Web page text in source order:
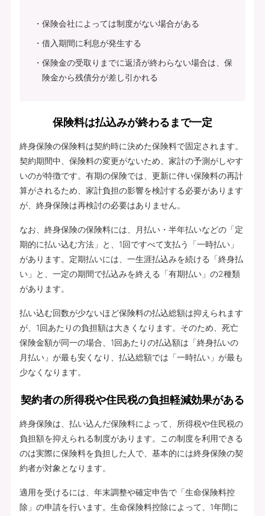
保険会社によっては制度がない場合がある
借入期間に利息が発生する
保険金の受取りまでに返済が終わらない場合は、保
険金から残債分が差し引かれる
保険料は払込みが終わるまで一定
終身保険の保険料は契約時に決めた保険料で固定されます。
契約期間中、保険料の変更がないため、家計の予測がしやす
いのが特徴です。有期の保険では、更新に伴い保険料の再計
算がされるため、家計負担の影響を検討する必要があります
が、終身保険は再検討の必要はありません。
なお、終身保険の保険料には、月払い・半年払いなどの「定
期的に払い込む方法」と、1回ですべて支払う「一時払い」
があります。定期払いには、一生涯払込みを続ける「終身払
い」と、一定の期間で払込みを終える「有期払い」の2種類
があります。
払い込む回数が少ないほど保険料の払込総額は抑えられます
が、1回あたりの負担額は大きくなります。そのため、死亡
保険金額が同一の場合、1回あたりの払込額は「終身払いの
月払い」が最も安くなり、払込総額では「一時払い」が最も
少なくなります。
契約者の所得税や住民税の負担軽減効果がある
終身保険は、払い込んだ保険料によって、所得税や住民税の
負担額を抑えられる制度があります。この制度を利用できる
のは実際に保険料を負担した人で、基本的には終身保険の契
約者が対象となります。
適用を受けるには、年末調整や確定申告で「生命保険料控
除」の申請を行います。生命保険料控除によって、1年間に